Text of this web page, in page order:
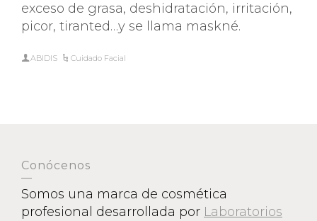
exceso de grasa, deshidratación, irritación,
picor, tiranted…y se llama maskné.
ABIDIS Cuidado Facial
Conócenos
Somos una marca de cosmética
profesional desarrollada por Laboratorios